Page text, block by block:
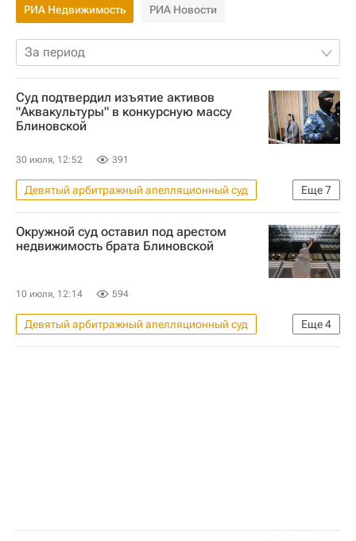
РИА Недвижимость РИА Новости
За период
Суд подтвердил изъятие активов
"Аквакультуры" в конкурсную массу
Блиновской
30 июля, 12:52 391
Еще7
Девятый арбитражный апелляционный суд
Москва
Вологодская область
Россия
Алексей Блиновский
Ульяновский автомобильный завод (УАЗ)
Криминал
Окружной суд оставил под арестом
недвижимость брата Блиновской
10 июля, 12:14 594
Еще4
Девятый арбитражный апелляционный суд
Жилье
Москва